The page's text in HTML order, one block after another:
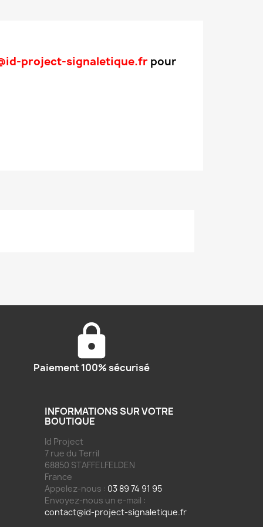
project-signaletique.fr pour
Paiement 100% sécurisé
INFORMATIONS SUR VOTRE
BOUTIQUE
Id Project
7 rue du Terril
68850 STAFFELFELDEN
France
Appelez-nous : 03 89 74 91 95
Envoyez-nous un e-mail :
contact@id-project-signaletique.fr